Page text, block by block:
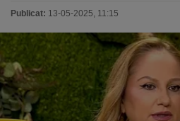
Publicat: 13-05-2025, 11:15